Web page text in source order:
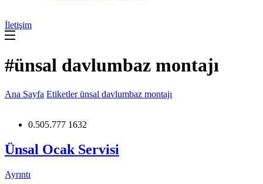
İletişim
#ünsal davlumbaz montajı
Ana Sayfa Etiketlerünsal davlumbaz montajı
0.505.777 1632
Ünsal Ocak Servisi
Ayrıntı